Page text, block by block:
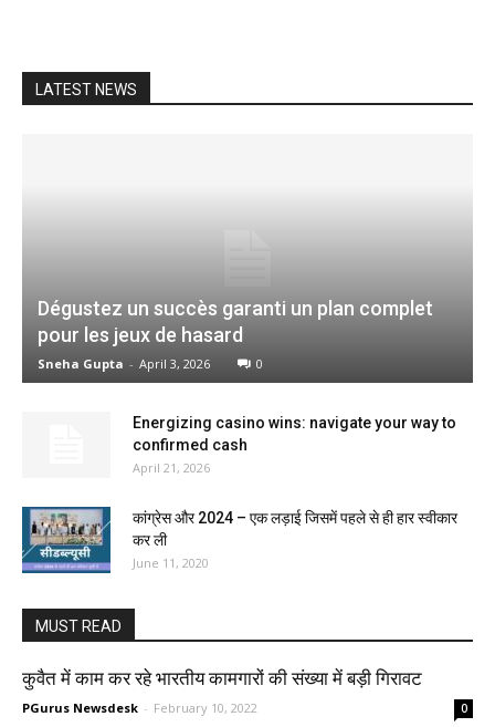
LATEST NEWS
Dégustez un succès garanti un plan complet
pour les jeux de hasard
Sneha Gupta - April 3, 2026 0
Energizing casino wins: navigate your way to
confirmed cash
April 21, 2026
कांग्रेस और 2024 – एक लड़ाई जिसमें पहले से ही हार स्वीकार
कर ली
June 11, 2020
MUST READ
कुवैत में काम कर रहे भारतीय कामगारों की संख्या में बड़ी गिरावट
PGurus Newsdesk - February 10, 2022 0